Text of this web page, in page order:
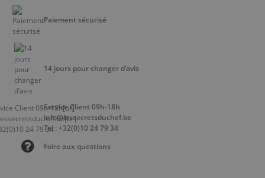
Paiement sécurisé
14 jours pour changer d’avis
Service Client 09h-18h
info@lessecretsduchef.be
Tel : +32(0)10 24 79 34
Foire aux questions